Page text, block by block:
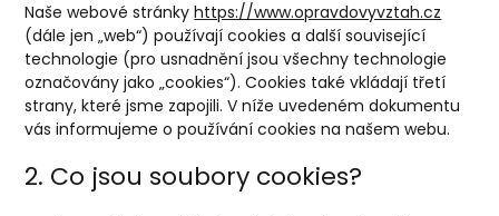
Naše webové stránkyhttps://www.opravdovyvztah.cz
(dále jen „web“) používají cookies a další související
technologie (pro usnadnění jsou všechny technologie
označovány jako „cookies“). Cookies také vkládají třetí
strany, které jsme zapojili. V níže uvedeném dokumentu
vás informujeme o používání cookies na našem webu.
2. Co jsou soubory cookies?